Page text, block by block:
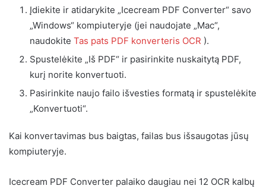
Įdiekite ir atidarykite „Icecream PDF Converter“ savo
„Windows“ kompiuteryje (jei naudojate „Mac“,
naudokite Tas pats PDF konverteris OCR ).
Spustelėkite „Iš PDF“ ir pasirinkite nuskaitytą PDF,
kurį norite konvertuoti.
Pasirinkite naujo failo išvesties formatą ir spustelėkite
„Konvertuoti“.
Kai konvertavimas bus baigtas, failas bus išsaugotas jūsų
kompiuteryje.
Icecream PDF Converter palaiko daugiau nei 12 OCR kalbų